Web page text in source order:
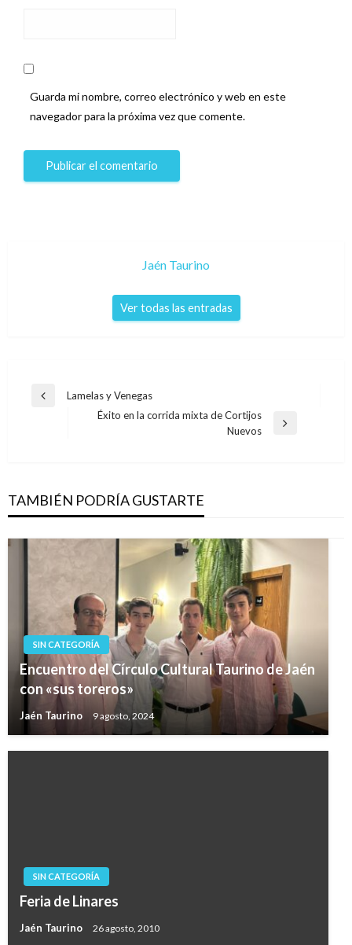
Guarda mi nombre, correo electrónico y web en este
navegador para la próxima vez que comente.
Jaén Taurino
Ver todas las entradas
Navegación
Entrada
Lamelas y Venegas
Éxito en la corrida mixta de Cortijos
Nuevos
TAMBIÉN PODRÍA GUSTARTE
SIN CATEGORÍA
Encuentro del Círculo Cultural Taurino de Jaén
con «sus toreros»
Jaén Taurino 9 agosto, 2024
SIN CATEGORÍA
Feria de Linares
Jaén Taurino 26 agosto, 2010